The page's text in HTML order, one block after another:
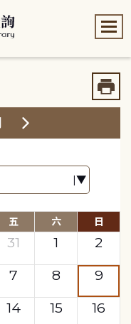
五 六 日
31 1
2
7 8
9
14 15
16